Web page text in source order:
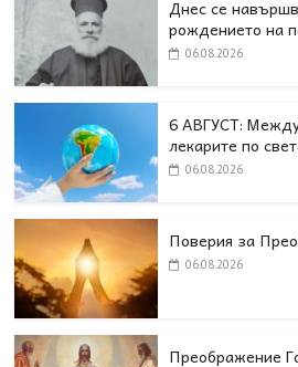
Днес се
рождението на
06.08.2026
6 АВГУСТ:
лекарите по
06.08.2026
Поверия за
06.08.2026
Преображение